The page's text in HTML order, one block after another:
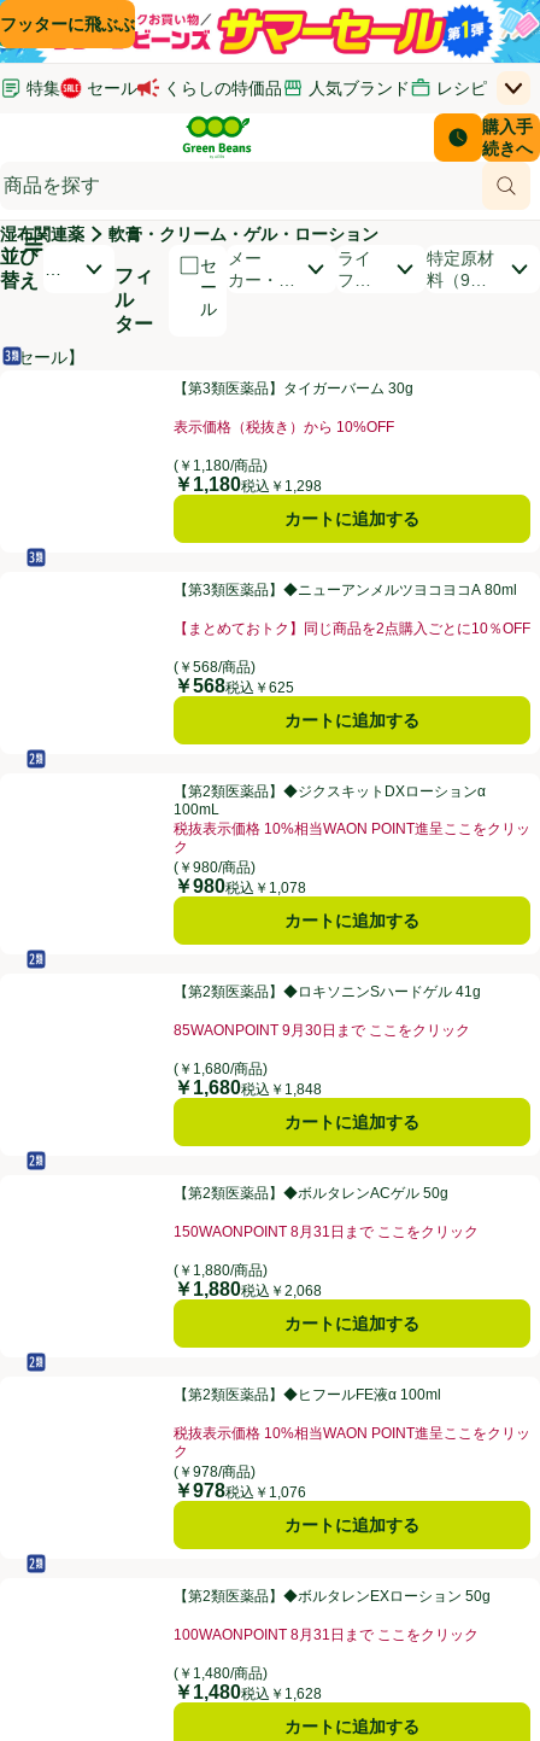
コンテンツに飛ぶ
検索に飛ぶ
フッターに飛ぶ
特集 セール くらしの特価品 人気ブランド レシピ
はじめてのお買い物ガイド
(新しいウィンドウで開く) (新しいウィンドウで開く)
サポート・ヘルプ・お問い合わせ
(新しいウィンドウで開く)
上
Green Beans
商
配送日時
購入手
続きへ
お客さ
￥0
メインメニュ―ボタン
湿布関連薬 軟膏・クリーム・ゲル・ローション
並び
替え
開いて並び替えオプションのリストを見る
順
フィ
ル
ター
セ
ー
ル
メー
カー・ブ
ライ
フス
特定原材
料（9品
【セール】
【第3類医薬品】タイガーバーム 30g
第3類医薬品
【第3類医薬品】タイガーバーム 30g
表示価格（税抜き）から 10%OFF
(￥1,180/商品)
価格
￥1,180税込￥1,298
カートに追加する
【第3類医薬品】◆ニューアンメルツヨコヨコA 80ml
セルフメディケーション税制対象
第3類医薬品
【第3類医薬品】◆ニューアンメルツヨコヨコA 80ml
【まとめておトク】同じ商品を2点購入ごとに10％OFF
(￥568/商品)
価格
￥568税込￥625
カートに追加する
【第2類医薬品】◆ジクスキットDXローションα 100mL
セルフメディケーション税制対象
第2類医薬品
【第2類医薬品】◆ジクスキットDXローションα
100mL
税抜表示価格 10%相当WAON POINT進呈ここをクリッ
ク
お買い得品名：税抜表示価格 10%相当WAON POINT
(￥980/商品)
価格
￥980税込￥1,078
カートに追加する
【第2類医薬品】◆ロキソニンSハードゲル 41g
セルフメディケーション税制対象
第2類医薬品
【第2類医薬品】◆ロキソニンSハードゲル 41g
85WAONPOINT 9月30日まで ここをクリック
(￥1,680/商品)
価格
￥1,680税込￥1,848
カートに追加する
【第2類医薬品】◆ボルタレンACゲル 50g
セルフメディケーション税制対象
第2類医薬品
【第2類医薬品】◆ボルタレンACゲル 50g
150WAONPOINT 8月31日まで ここをクリック
(￥1,880/商品)
価格
￥1,880税込￥2,068
カートに追加する
【第2類医薬品】◆ヒフールFE液α 100ml
セルフメディケーション税制対象
第2類医薬品
【第2類医薬品】◆ヒフールFE液α 100ml
税抜表示価格 10%相当WAON POINT進呈ここをクリッ
ク
お買い得品名：税抜表示価格 10%相当WAON POINT
(￥978/商品)
価格
￥978税込￥1,076
カートに追加する
【第2類医薬品】◆ボルタレンEXローション 50g
セルフメディケーション税制対象
第2類医薬品
【第2類医薬品】◆ボルタレンEXローション 50g
100WAONPOINT 8月31日まで ここをクリック
(￥1,480/商品)
価格
￥1,480税込￥1,628
カートに追加する